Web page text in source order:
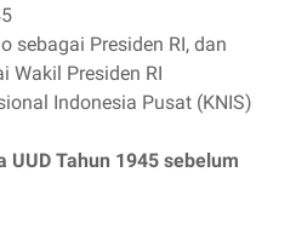
sebagai Presiden RI, dan
Wakil Presiden RI
Indonesia Pusat (KNIS)
Tahun 1945 sebelum